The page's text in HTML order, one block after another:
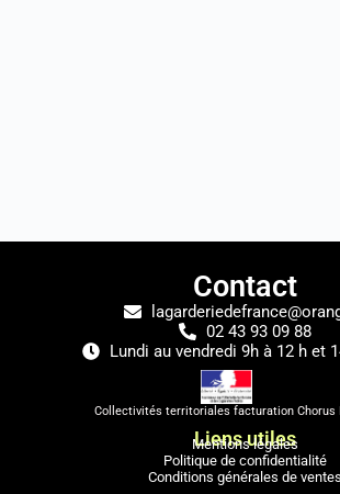
Contact
02 43 93 09 88
Lundi au vendredi 9h à 12 h et
Collectivités territoriales facturation Chorus
Liens utiles
Mentions légales
Politique de confidentialité
Conditions générales de ventes